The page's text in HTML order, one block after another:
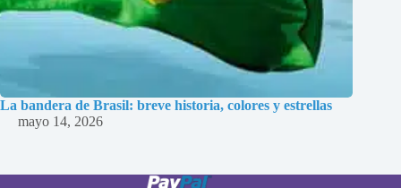
La bandera de Brasil: breve historia, colores y estrellas
mayo 14, 2026